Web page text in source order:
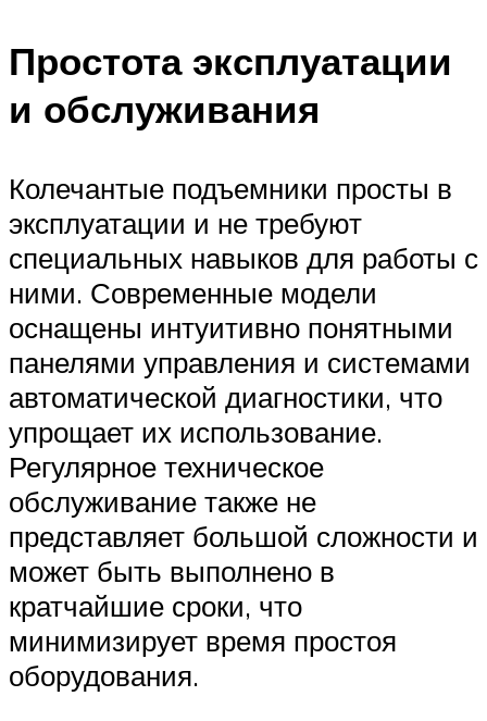
Простота эксплуатации
и обслуживания
Колечантые подъемники просты в
эксплуатации и не требуют
специальных навыков для работы с
ними. Современные модели
оснащены интуитивно понятными
панелями управления и системами
автоматической диагностики, что
упрощает их использование.
Регулярное техническое
обслуживание также не
представляет большой сложности и
может быть выполнено в
кратчайшие сроки, что
минимизирует время простоя
оборудования.